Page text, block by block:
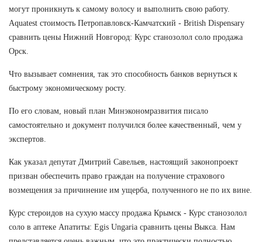
могут проникнуть к самому волосу и выполнить свою работу.
Aquatest стоимость Петропавловск-Камчатский - British Dispensary
сравнить цены Нижний Новгород: Курс станозолол соло продажа
Орск.
Что вызывает сомнения, так это способность банков вернуться к
быстрому экономическому росту.
По его словам, новый план Минэкономразвития писало
самостоятельно и документ получился более качественный, чем у
экспертов.
Как указал депутат Дмитрий Савельев, настоящий законопроект
призван обеспечить право граждан на получение страхового
возмещения за причинение им ущерба, полученного не по их вине.
Курс стероидов на сухую массу продажа Крымск - Курс станозолол
соло в аптеке Апатиты: Egis Ungaria сравнить цены Выкса. Нам